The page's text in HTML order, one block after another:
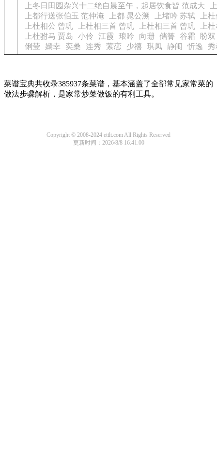
上冬日田园杂兴十二绝自晨至午，起居饮食皆 范成大
上都行送张伯玉 范仲淹
上都 晁公溯 上堵吟 苏轼
上
上杜相公 曾巩
上杜相三首 曾巩 上杜相三首 曾巩
上
上杜驸马 贾岛
小伶 江霞 琅吟 向珊 储箐 谷霜
盼双
俐莹 嫣幸 奕桑 连秀 萦恋 少禧 琪凤 静闱 忻逸
菜谱宝典共收录385937条菜谱，基本涵盖了全部常见家常菜的
做法步骤解析，是家常炒菜做饭的有利工具。
Copyright © 2008-2024 ettlt.com All Rights Reserved
更新时间：2026/8/8 16:41:00